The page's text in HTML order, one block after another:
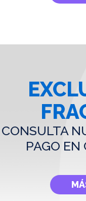
CONSULTA
PAGO EN